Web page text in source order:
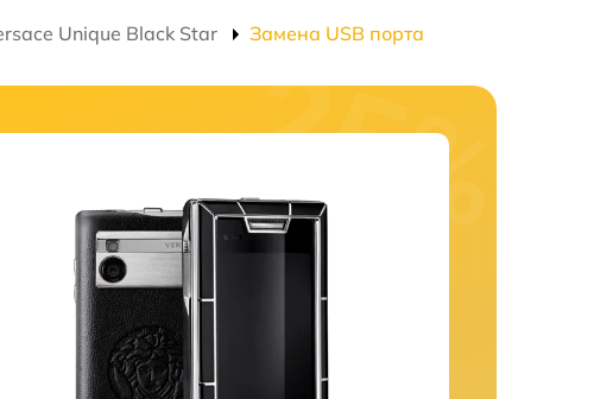
Unique Black Star Замена USB порта